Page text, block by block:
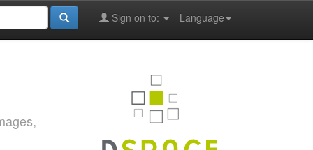
Language
Sign on to: